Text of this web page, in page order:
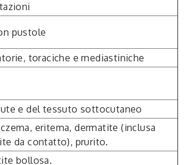
pustole
toraciche e mediastiniche
e del tessuto sottocutaneo
eritema, dermatite (inclusa
da contatto), prurito.
bollosa.